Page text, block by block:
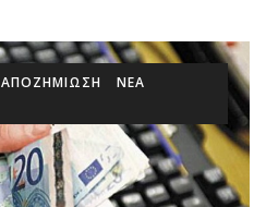
ΑΠΟΖΗΜΙΩΣΗ
ΝΕΑ